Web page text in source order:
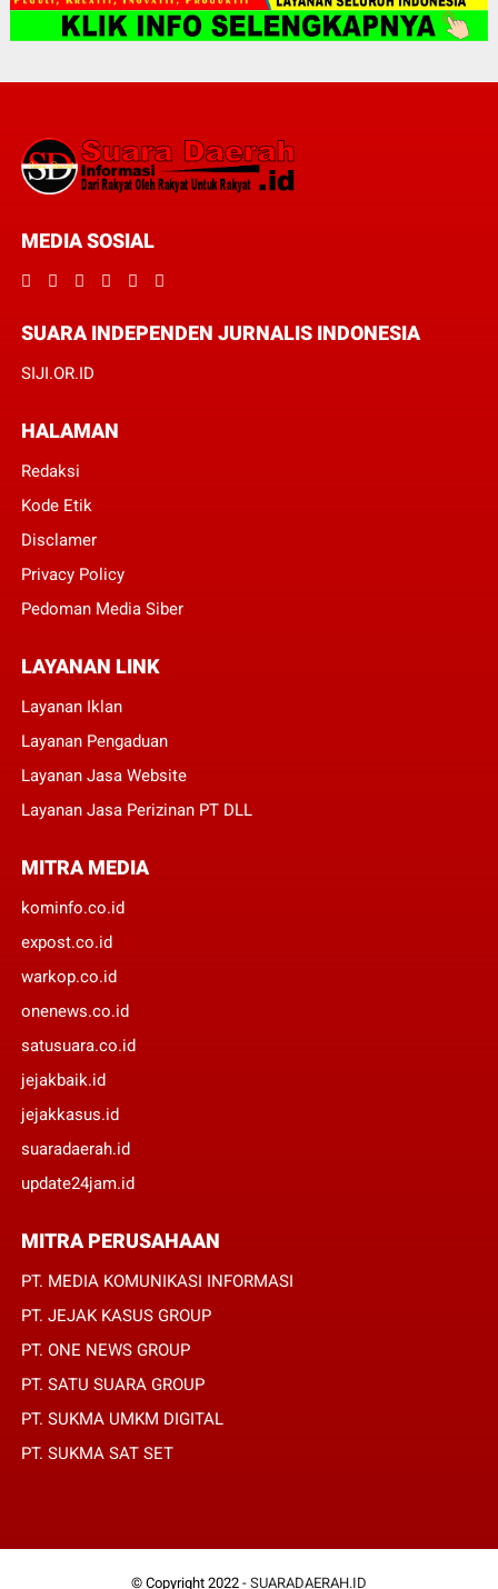
MEDIA SOSIAL
SUARA INDEPENDEN JURNALIS INDONESIA
SIJI.OR.ID
HALAMAN
Redaksi
Kode Etik
Disclamer
Privacy Policy
Pedoman Media Siber
LAYANAN LINK
Layanan Iklan
Layanan Pengaduan
Layanan Jasa Website
Layanan Jasa Perizinan PT DLL
MITRA MEDIA
kominfo.co.id
expost.co.id
warkop.co.id
onenews.co.id
satusuara.co.id
jejakbaik.id
jejakkasus.id
suaradaerah.id
update24jam.id
MITRA PERUSAHAAN
PT. MEDIA KOMUNIKASI INFORMASI
PT. JEJAK KASUS GROUP
PT. ONE NEWS GROUP
PT. SATU SUARA GROUP
PT. SUKMA UMKM DIGITAL
PT. SUKMA SAT SET
© Copyright 2022 - SUARADAERAH.ID